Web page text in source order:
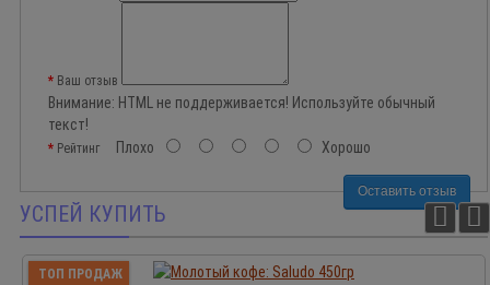
Ваш отзыв
Внимание: HTML не поддерживается! Используйте обычный
текст!
Рейтинг Плохо Хорошо
Оставить отзыв
УСПЕЙ КУПИТЬ
ТОП ПРОДАЖ